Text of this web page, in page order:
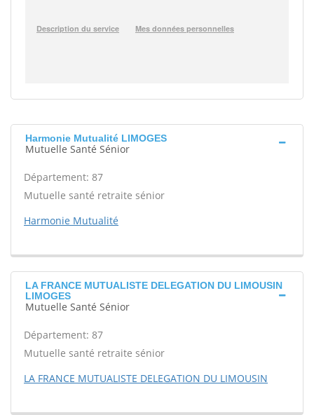
Harmonie Mutualité LIMOGES
Mutuelle Santé Sénior
Département: 87
Mutuelle santé retraite sénior
Harmonie Mutualité
LA FRANCE MUTUALISTE DELEGATION DU LIMOUSIN
LIMOGES
Mutuelle Santé Sénior
Département: 87
Mutuelle santé retraite sénior
LA FRANCE MUTUALISTE DELEGATION DU LIMOUSIN